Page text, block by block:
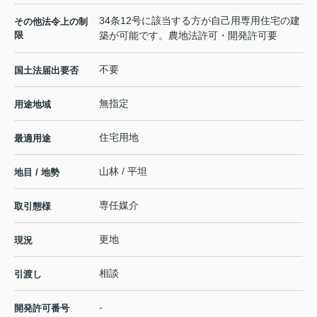
その他法令上の制
限
34条12号に該当する方が自己用専用住宅の建
築が可能です。農地法許可・開発許可要
国土法届出要否 不要
用途地域 無指定
最適用途 住宅用地
地目 / 地勢 山林 / 平坦
取引態様 専任媒介
現況 更地
引渡し 相談
開発許可番号 -